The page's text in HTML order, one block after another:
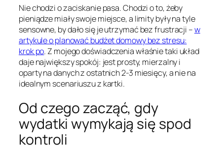
Nie chodzi o zaciskanie pasa. Chodzi o to, żeby
pieniądze miały swoje miejsce, a limity były na tyle
sensowne, by dało się je utrzymać bez frustracji –w
artykule o planować budżet domowy bez stresu:
krok po. Z mojego doświadczenia właśnie taki układ
daje największy spokój: jest prosty, mierzalny i
oparty na danych z ostatnich 2-3 miesięcy, a nie na
idealnym scenariuszu z kartki.
Od czego zacząć, gdy
wydatki wymykają się spod
kontroli